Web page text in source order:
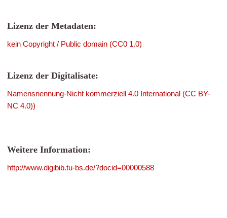
Lizenz der Metadaten:
kein Copyright / Public domain (CC0 1.0)
Lizenz der Digitalisate:
Namensnennung-Nicht kommerziell 4.0 International (CC BY-
NC 4.0))
Weitere Information:
http://www.digibib.tu-bs.de/?docid=00000588